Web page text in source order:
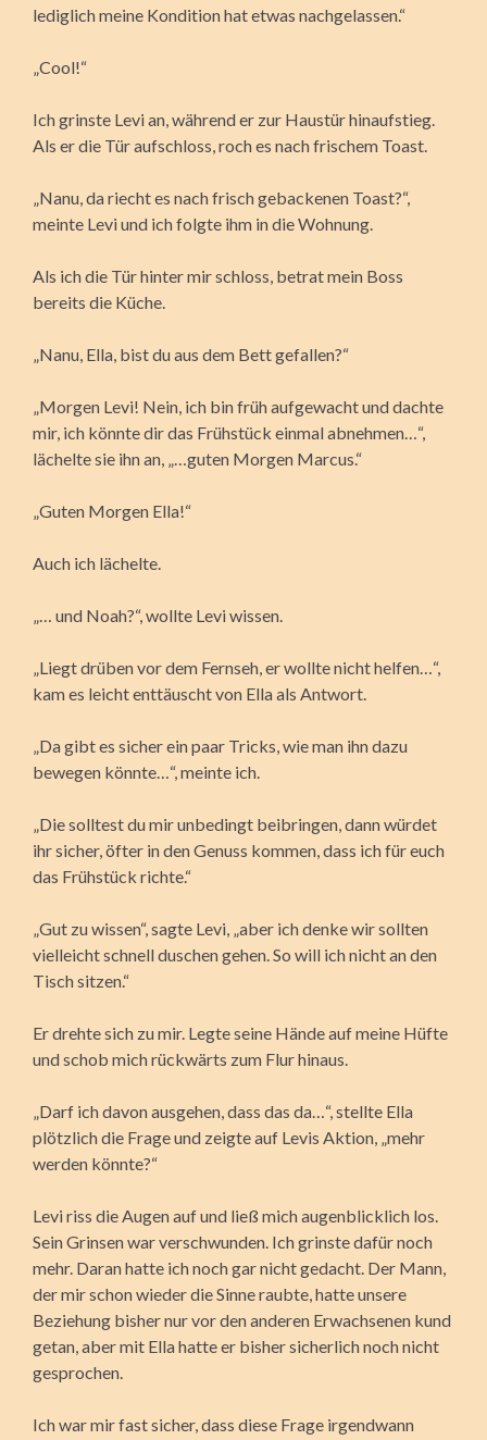
lediglich meine Kondition hat etwas nachgelassen.“
„Cool!“
Ich grinste Levi an, während er zur Haustür hinaufstieg.
Als er die Tür aufschloss, roch es nach frischem Toast.
„Nanu, da riecht es nach frisch gebackenen Toast?“,
meinte Levi und ich folgte ihm in die Wohnung.
Als ich die Tür hinter mir schloss, betrat mein Boss
bereits die Küche.
„Nanu, Ella, bist du aus dem Bett gefallen?“
„Morgen Levi! Nein, ich bin früh aufgewacht und dachte
mir, ich könnte dir das Frühstück einmal abnehmen…“,
lächelte sie ihn an, „…guten Morgen Marcus.“
„Guten Morgen Ella!“
Auch ich lächelte.
„… und Noah?“, wollte Levi wissen.
„Liegt drüben vor dem Fernseh, er wollte nicht helfen…“,
kam es leicht enttäuscht von Ella als Antwort.
„Da gibt es sicher ein paar Tricks, wie man ihn dazu
bewegen könnte…“, meinte ich.
„Die solltest du mir unbedingt beibringen, dann würdet
ihr sicher, öfter in den Genuss kommen, dass ich für euch
das Frühstück richte.“
„Gut zu wissen“, sagte Levi, „aber ich denke wir sollten
vielleicht schnell duschen gehen. So will ich nicht an den
Tisch sitzen.“
Er drehte sich zu mir. Legte seine Hände auf meine Hüfte
und schob mich rückwärts zum Flur hinaus.
„Darf ich davon ausgehen, dass das da…“, stellte Ella
plötzlich die Frage und zeigte auf Levis Aktion, „mehr
werden könnte?“
Levi riss die Augen auf und ließ mich augenblicklich los.
Sein Grinsen war verschwunden. Ich grinste dafür noch
mehr. Daran hatte ich noch gar nicht gedacht. Der Mann,
der mir schon wieder die Sinne raubte, hatte unsere
Beziehung bisher nur vor den anderen Erwachsenen kund
getan, aber mit Ella hatte er bisher sicherlich noch nicht
gesprochen.
Ich war mir fast sicher, dass diese Frage irgendwann